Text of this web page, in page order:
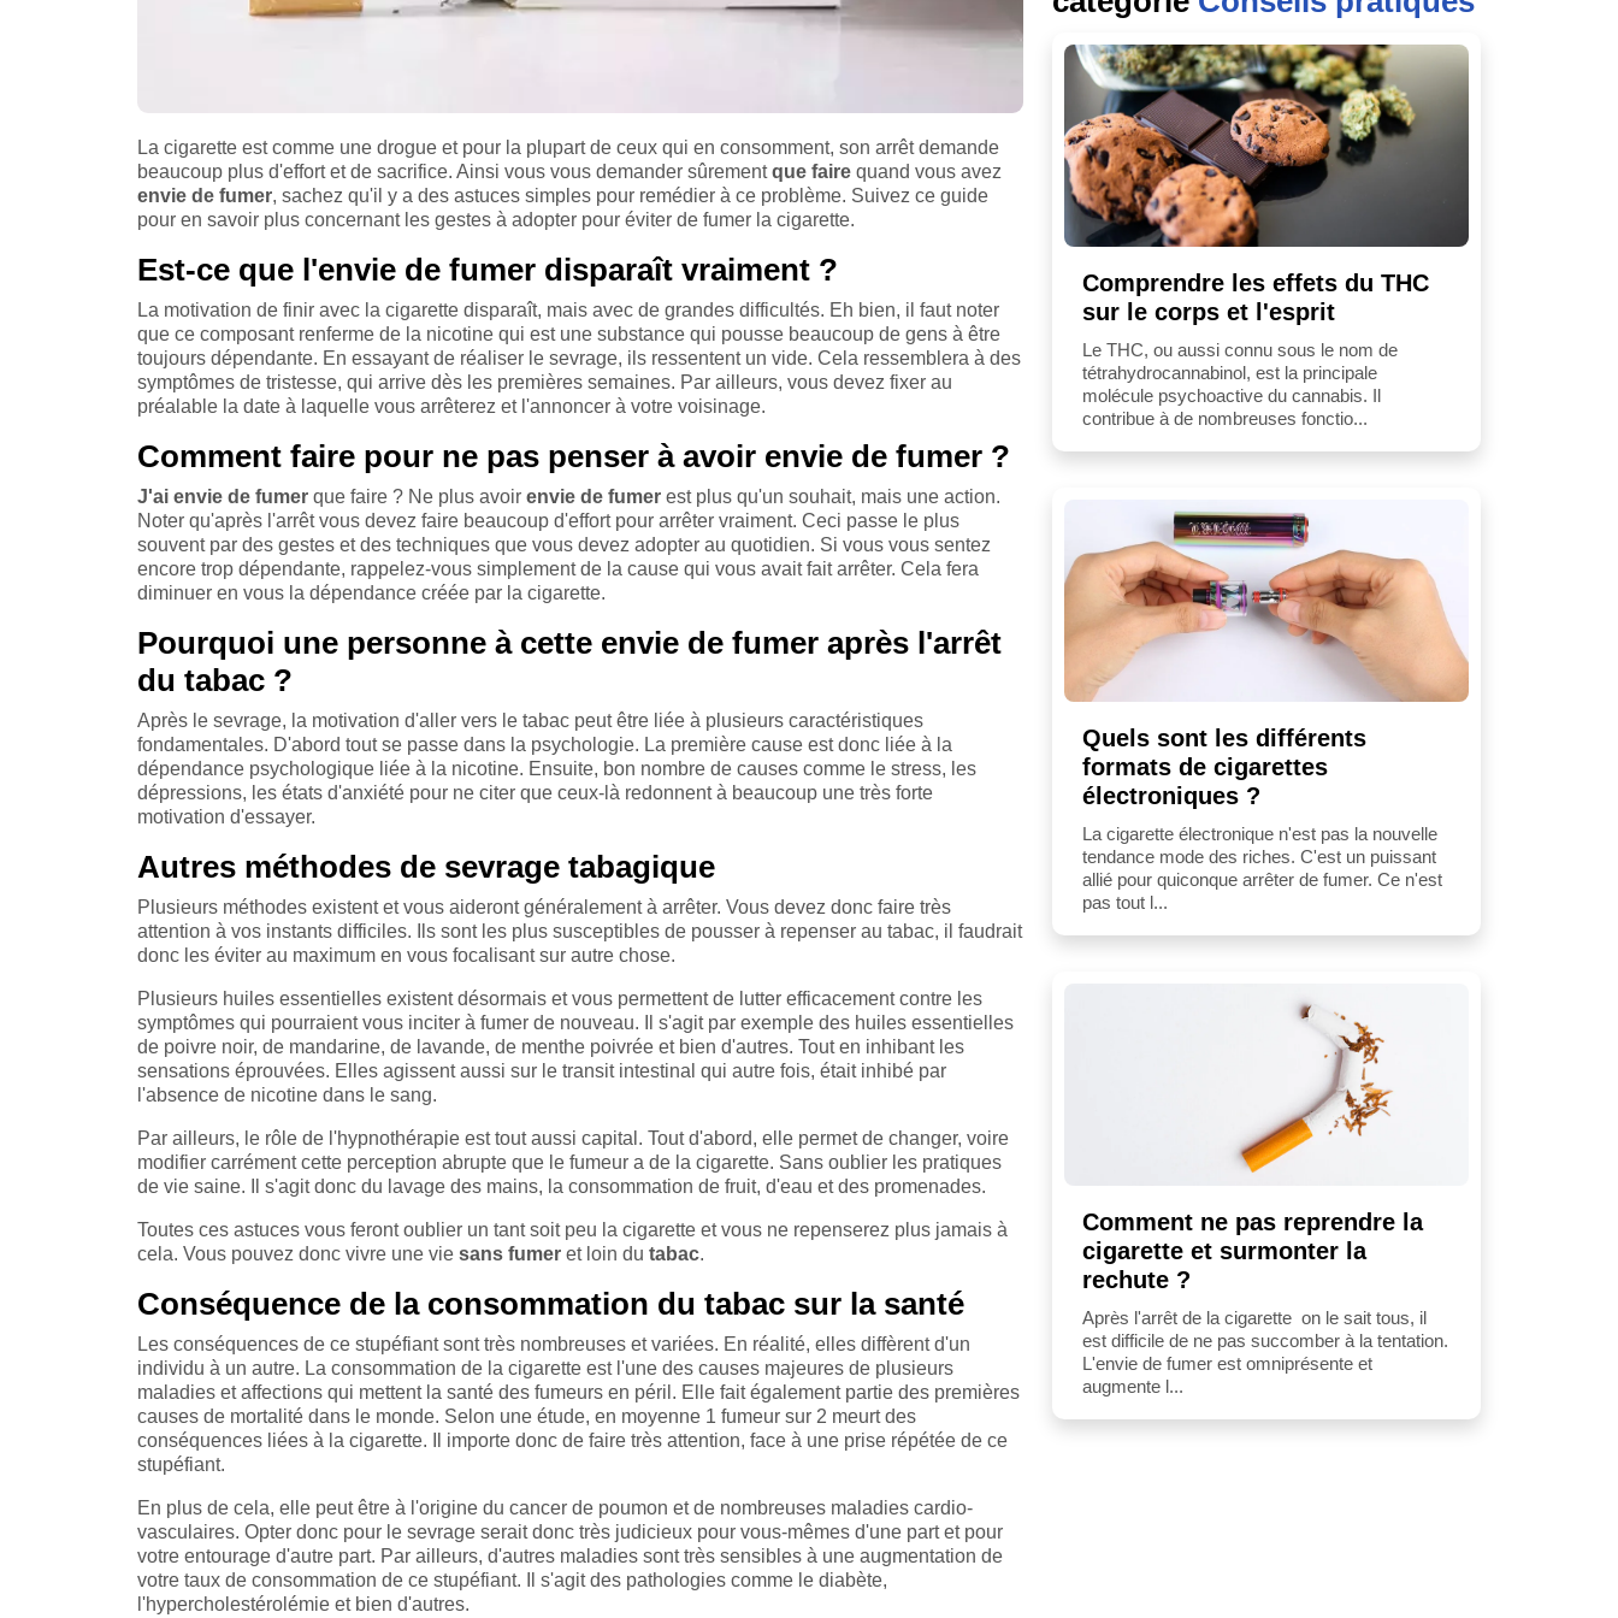
La cigarette est comme une drogue et pour la plupart de ceux qui en consomment, son arrêt demande
beaucoup plus d'effort et de sacrifice. Ainsi vous vous demander sûrementque faire quand vous avez
envie de fumer, sachez qu'il y a des astuces simples pour remédier à ce problème. Suivez ce guide
pour en savoir plus concernant les gestes à adopter pour éviter de fumer la cigarette.
Est-ce que l'envie de fumer disparaît vraiment ?
La motivation de finir avec la cigarette disparaît, mais avec de grandes difficultés. Eh bien, il faut noter
que ce composant renferme de la nicotine qui est une substance qui pousse beaucoup de gens à être
toujours dépendante. En essayant de réaliser le sevrage, ils ressentent un vide. Cela ressemblera à des
symptômes de tristesse, qui arrive dès les premières semaines. Par ailleurs, vous devez fixer au
préalable la date à laquelle vous arrêterez et l'annoncer à votre voisinage.
Comment faire pour ne pas penser à avoir envie de fumer ?
J'ai envie de fumer que faire ? Ne plus avoir envie de fumer est plus qu'un souhait, mais une action.
Noter qu'après l'arrêt vous devez faire beaucoup d'effort pour arrêter vraiment. Ceci passe le plus
souvent par des gestes et des techniques que vous devez adopter au quotidien. Si vous vous sentez
encore trop dépendante, rappelez-vous simplement de la cause qui vous avait fait arrêter. Cela fera
diminuer en vous la dépendance créée par la cigarette.
Pourquoi une personne à cette envie de fumer après l'arrêt
du tabac ?
Après le sevrage, la motivation d'aller vers le tabac peut être liée à plusieurs caractéristiques
fondamentales. D'abord tout se passe dans la psychologie. La première cause est donc liée à la
dépendance psychologique liée à la nicotine. Ensuite, bon nombre de causes comme le stress, les
dépressions, les états d'anxiété pour ne citer que ceux-là redonnent à beaucoup une très forte
motivation d'essayer.
Autres méthodes de sevrage tabagique
Plusieurs méthodes existent et vous aideront généralement à arrêter. Vous devez donc faire très
attention à vos instants difficiles. Ils sont les plus susceptibles de pousser à repenser au tabac, il faudrait
donc les éviter au maximum en vous focalisant sur autre chose.
Plusieurs huiles essentielles existent désormais et vous permettent de lutter efficacement contre les
symptômes qui pourraient vous inciter à fumer de nouveau. Il s'agit par exemple des huiles essentielles
de poivre noir, de mandarine, de lavande, de menthe poivrée et bien d'autres. Tout en inhibant les
sensations éprouvées. Elles agissent aussi sur le transit intestinal qui autre fois, était inhibé par
l'absence de nicotine dans le sang.
Par ailleurs, le rôle de l'hypnothérapie est tout aussi capital. Tout d'abord, elle permet de changer, voire
modifier carrément cette perception abrupte que le fumeur a de la cigarette. Sans oublier les pratiques
de vie saine. Il s'agit donc du lavage des mains, la consommation de fruit, d'eau et des promenades.
Toutes ces astuces vous feront oublier un tant soit peu la cigarette et vous ne repenserez plus jamais à
cela. Vous pouvez donc vivre une vie sans fumer et loin du tabac.
Conséquence de la consommation du tabac sur la santé
Les conséquences de ce stupéfiant sont très nombreuses et variées. En réalité, elles diffèrent d'un
individu à un autre. La consommation de la cigarette est l'une des causes majeures de plusieurs
maladies et affections qui mettent la santé des fumeurs en péril. Elle fait également partie des premières
causes de mortalité dans le monde. Selon une étude, en moyenne 1 fumeur sur 2 meurt des
conséquences liées à la cigarette. Il importe donc de faire très attention, face à une prise répétée de ce
stupéfiant.
En plus de cela, elle peut être à l'origine du cancer de poumon et de nombreuses maladies cardio-
vasculaires. Opter donc pour le sevrage serait donc très judicieux pour vous-mêmes d'une part et pour
votre entourage d'autre part. Par ailleurs, d'autres maladies sont très sensibles à une augmentation de
votre taux de consommation de ce stupéfiant. Il s'agit des pathologies comme le diabète,
l'hypercholestérolémie et bien d'autres.
Comprendre les effets du THC
sur le corps et l'esprit
Le THC, ou aussi connu sous le nom de
tétrahydrocannabinol, est la principale
molécule psychoactive du cannabis. Il
contribue à de nombreuses fonctio...
Quels sont les différents
formats de cigarettes
électroniques ?
La cigarette électronique n'est pas la nouvelle
tendance mode des riches. C'est un puissant
allié pour quiconque arrêter de fumer. Ce n'est
pas tout l...
Comment ne pas reprendre la
cigarette et surmonter la
rechute ?
Après l'arrêt de la cigarette on le sait tous, il
est difficile de ne pas succomber à la tentation.
L'envie de fumer est omniprésente et
augmente l...